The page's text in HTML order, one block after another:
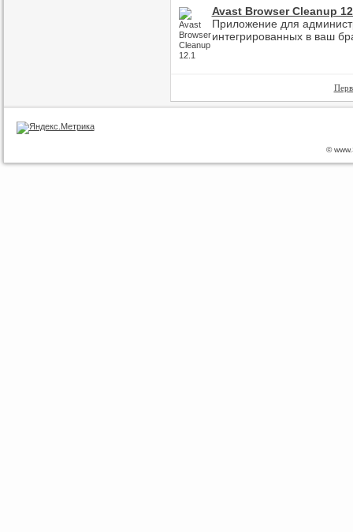
Avast Browser Cleanup
Приложение для
интегрированных в ваш
©